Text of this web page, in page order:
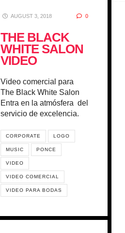
AUGUST 3, 2018 0
THE BLACK
WHITE SALON
VIDEO
Video comercial para
The Black White Salon
Entra en la atmósfera del
servicio de excelencia.
CORPORATE LOGO
MUSIC PONCE
VIDEO
VIDEO COMERCIAL
VIDEO PARA BODAS